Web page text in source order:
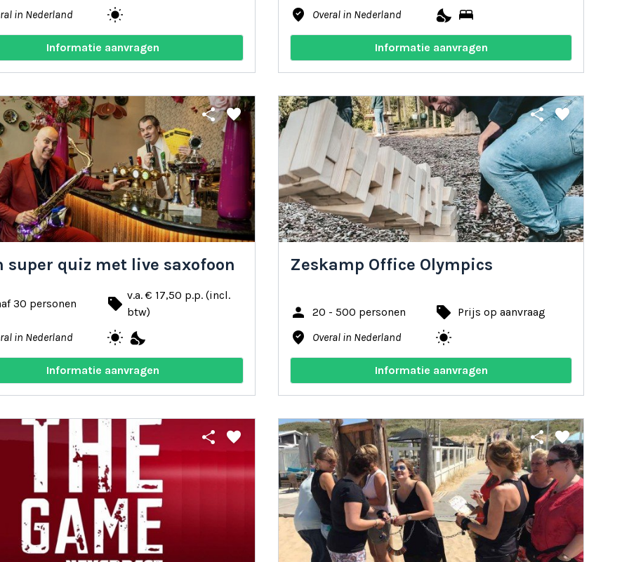
in Nederland wb_sunny
Informatie aanvragen
where_to_vote Overal in Nederland nights_stay bed
Informatie aanvragen
share favorite
super quiz met live saxofoon
30 personen local_offer v.a. € 17,50 p.p. (incl.
btw)
in Nederland wb_sunny nights_stay
Informatie aanvragen
share favorite
Zeskamp Office Olympics
person 20 - 500 personen local_offer Prijs op aanvraag
where_to_vote Overal in Nederland wb_sunny
Informatie aanvragen
share favorite share favorite